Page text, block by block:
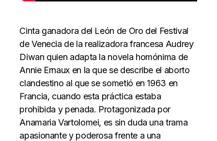
Cinta ganadora del León de Oro del Festival
de Venecia de la realizadora francesa Audrey
Diwan quien adapta la novela homónima de
Annie Ernaux en la que se describe el aborto
clandestino al que se sometió en 1963 en
Francia, cuando esta práctica estaba
prohibida y penada. Protagonizada por
Anamaria Vartolomei, es sin duda una trama
apasionante y poderosa frente a una